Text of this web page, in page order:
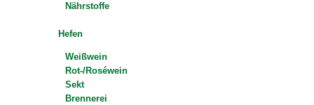
Nährstoffe
Hefen
Weißwein
Rot-/Roséwein
Sekt
Brennerei